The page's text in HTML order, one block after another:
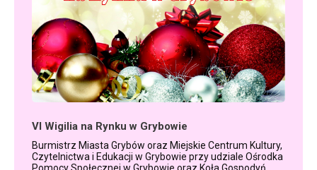
VI Wigilia na Rynku w Grybowie
Burmistrz Miasta Grybów oraz Miejskie Centrum Kultury,
Czytelnictwa i Edukacji w Grybowie przy udziale Ośrodka